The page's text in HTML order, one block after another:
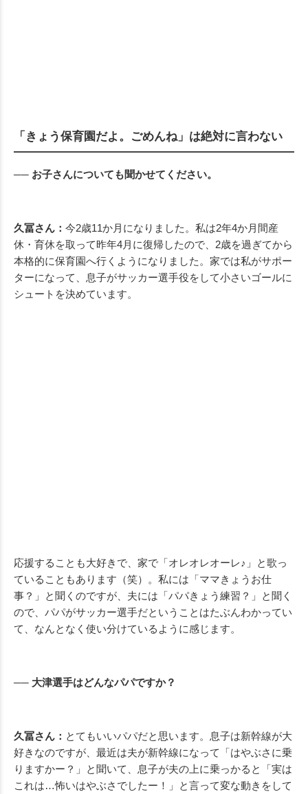
「きょう保育園だよ。ごめんね」は絶対に言わない
── お子さんについても聞かせてください。
久冨さん： 今2歳11か月になりました。私は2年4か月間産
休・育休を取って昨年4月に復帰したので、2歳を過ぎてから
本格的に保育園へ行くようになりました。家では私がサポー
ターになって、息子がサッカー選手役をして小さいゴールに
シュートを決めています。
応援することも大好きで、家で「オレオレオーレ♪」と歌っ
ていることもあります（笑）。私には「ママきょうお仕
事？」と聞くのですが、夫には「パパきょう練習？」と聞く
ので、パパがサッカー選手だということはたぶんわかってい
て、なんとなく使い分けているように感じます。
── 大津選手はどんなパパですか？
久冨さん： とてもいいパパだと思います。息子は新幹線が大
好きなのですが、最近は夫が新幹線になって「はやぶさに乗
りますかー？」と聞いて、息子が夫の上に乗っかると「実は
これは…怖いはやぶさでしたー！」と言って変な動きをして